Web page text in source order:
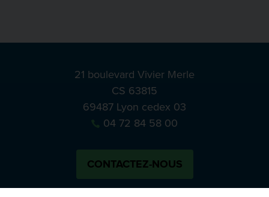
21 boulevard Vivier Merle
CS 63815
69487 Lyon cedex 03
04 72 84 58 00
CONTACTEZ-NOUS